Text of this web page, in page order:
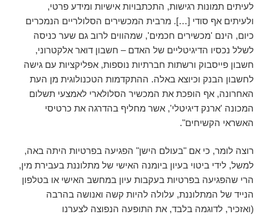
לעיתים תמונות רגישות, התכתבויות אישיות ומידע פרטי,
ולעיתים אף סודי […]. מרבית המכשירים הסלולריים הנמכרים
כיום, הינם 'מכשירים חכמים', שמהווים לרוב גם שער כניסה
לשלל נכסיו הדיגיטליים של האדם – חשבון דואר אלקטרוני,
חשבון פייסבוק ורשתות חברתיות נוספות, אפליקציות עם גישה
לחשבון הבנק וכיוצא באלה. ההתקדמות הטכנולוגית מן העת
האחרונה, אף הופכת את המכשיר הסלולארי לאמצעי תשלום
המכונה 'ארנק דיגיטלי', אשר מחליף בהדרגה את כרטיסי
האשראי הקשיחים".
רוצה לומר, כי אם "בעולם הישן" הפגיעה בפרטיות היתה באה,
למשל, לידי ביטוי בעיון ביומנה האישי של מתלוננת בעבירת מין,
הרי שהפגיעה בפרטיות בעקבות עיון במחשב האישי או בטלפון
הנייד של המתלוננת, עלולה להיות קשה ואנושה בהרבה
(ואזכיר, לדוגמה בלבד, את התופעה הנפוצה לצערנו